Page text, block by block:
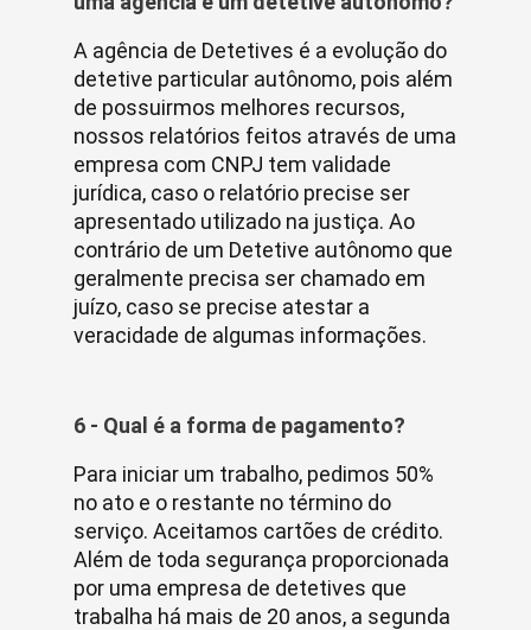
A agência de Detetives é a evolução do
detetive particular autônomo, pois além
de possuirmos melhores recursos,
nossos relatórios feitos através de uma
empresa com CNPJ tem validade
jurídica, caso o relatório precise ser
apresentado utilizado na justiça. Ao
contrário de um Detetive autônomo que
geralmente precisa ser chamado em
juízo, caso se precise atestar a
veracidade de algumas informações.
6 - Qual é a forma de pagamento?
Para iniciar um trabalho, pedimos 50%
no ato e o restante no término do
serviço. Aceitamos cartões de crédito.
Além de toda segurança proporcionada
por uma empresa de detetives que
trabalha há mais de 20 anos, a segunda